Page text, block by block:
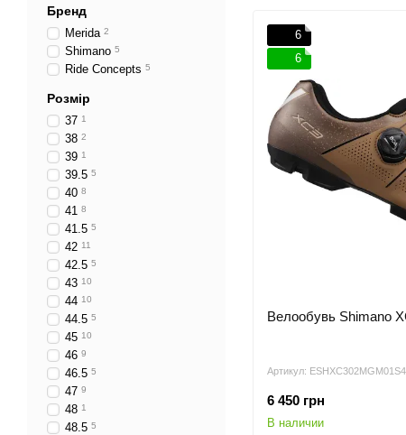
6
6
Артикул:
Велообувь Shimano
6 450 грн
В наличии
Бренд
Merida 2
Shimano 5
Ride Concepts 5
Розмір
37 1
38 2
39 1
39.5 5
40 8
41 8
41.5 5
42 11
42.5 5
43 10
44 10
44.5 5
45 10
46 9
46.5 5
47 9
48 1
48.5 5